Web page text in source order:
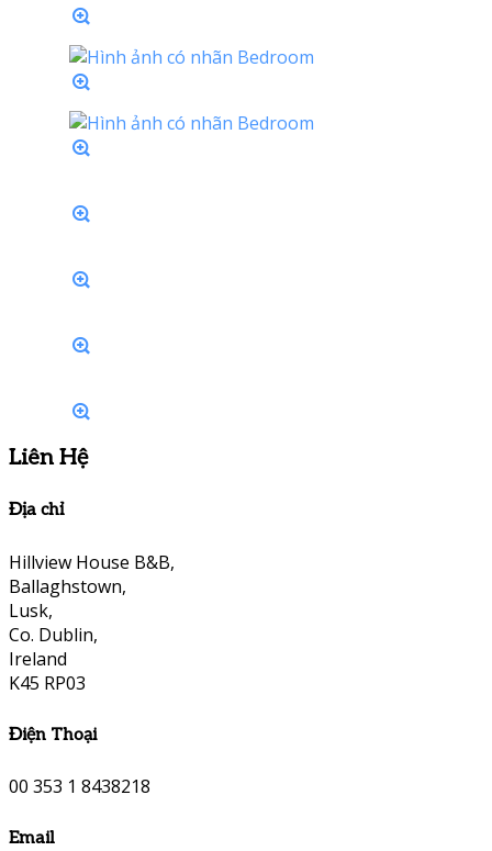
Liên Hệ
Địa chỉ
Hillview House B&B,
Ballaghstown,
Lusk,
Co. Dublin,
Ireland
K45 RP03
Điện Thoại
00 353 1 8438218
Email